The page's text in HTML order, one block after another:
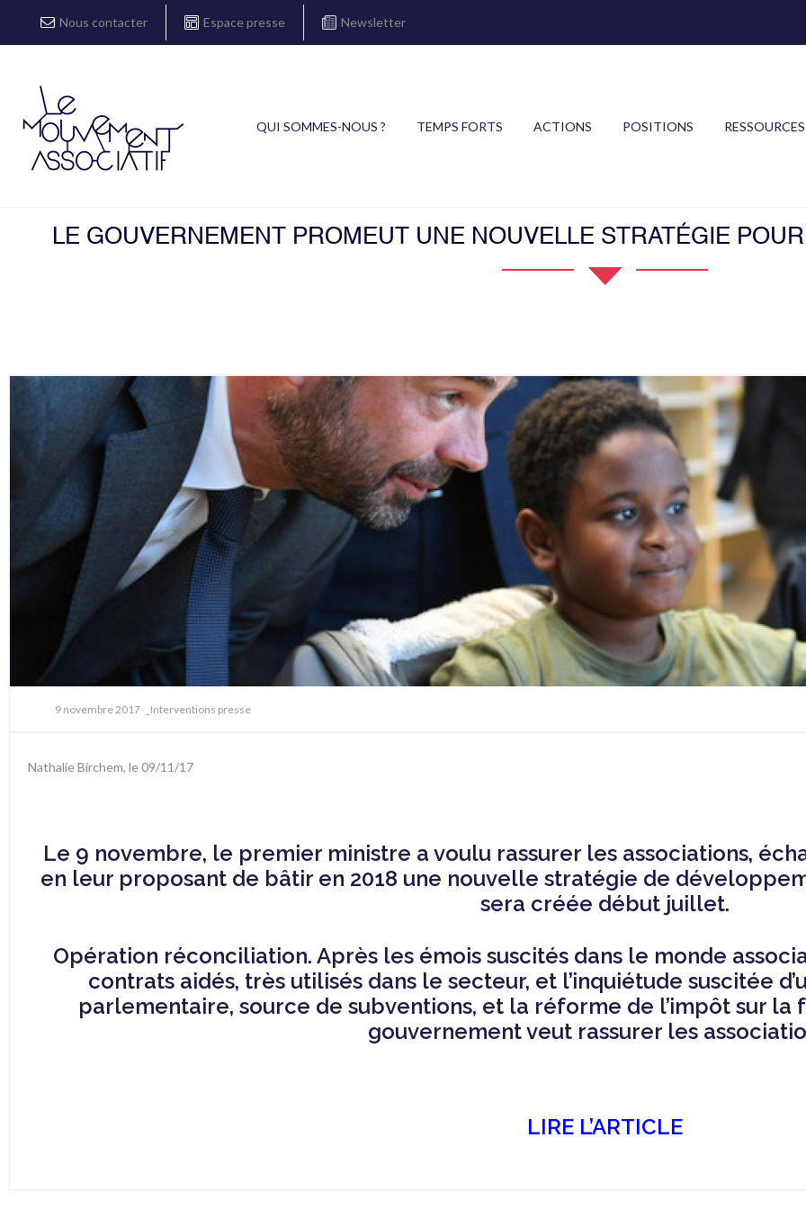
Nous contacter Espace presse Newsletter
QUI SOMMES-NOUS ? TEMPS FORTS ACTIONS POSITIONS RESSOURCES
LE GOUVERNEMENT PROMEUT UNE NOUVELLE STRATÉGIE
9 novembre 2017 _Interventions presse
Nathalie Birchem, le 09/11/17
Le 9 novembre, le premier ministre a voulu rassurer les associations,
en leur proposant de bâtir en 2018 une nouvelle stratégie de
sera créée début juillet.
Opération réconciliation. Après les émois suscités dans le monde
contrats aidés, très utilisés dans le secteur, et l’inquiétude suscitée
parlementaire, source de subventions, et la réforme de l’impôt sur la
gouvernement veut rassurer les
LIRE L’ARTICLE